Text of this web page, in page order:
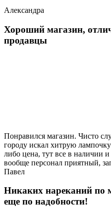
Александра
Хороший магазин,
продавцы
Понравился магазин. Чисто
городу искал хитрую
либо цена, тут все в наличии
вообще персонал приятный,
Павел
Никаких нареканий по
еще по надобности!